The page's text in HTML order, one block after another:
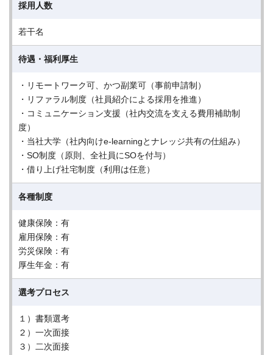
採用人数
若干名
待遇・福利厚生
・リモートワーク可、かつ副業可（事前申請制）
・リファラル制度（社員紹介による採用を推進）
・コミュニケーション支援（社内交流を支える費用補助制
度）
・当社大学（社内向けe-learningとナレッジ共有の仕組み）
・SO制度（原則、全社員にSOを付与）
・借り上げ社宅制度（利用は任意）
各種制度
健康保険：有
雇用保険：有
労災保険：有
厚生年金：有
選考プロセス
１）書類選考
２）一次面接
３）二次面接